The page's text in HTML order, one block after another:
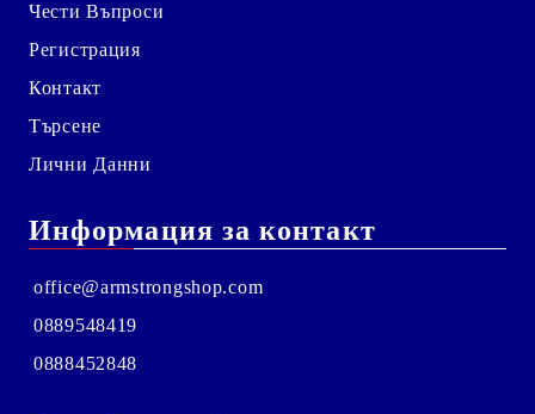
Чести Въпроси
Регистрация
Контакт
Търсене
Лични Данни
Информация за контакт
office@armstrongshop.com
0889548419
0888452848